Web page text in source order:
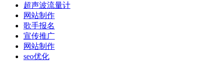
超声波流量计
网站制作
歌手报名
宣传推广
网站制作
seo优化